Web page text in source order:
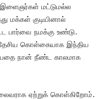
இளைஞர்கள் மட்டுமல்ல
மக்கள் குடியினால்
பார்வை நமக்கு உண்டு.
கொள்கையாக இந்திய
நான் நீண்ட காலமாக
ஏற்றுக் கொள்கிறோம்.